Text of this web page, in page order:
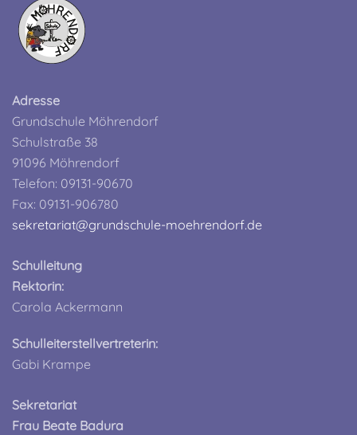
Adresse
Grundschule Möhrendorf
Schulstraße 38
91096 Möhrendorf
Telefon: 09131-90670
Fax: 09131-906780
sekretariat@grundschule-moehrendorf.de
Schulleitung
Rektorin:
Carola Ackermann
Schulleiterstellvertreterin:
Gabi Krampe
Sekretariat
Frau Beate Badura